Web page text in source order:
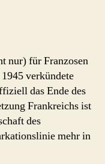
nur) für Franzosen
verkündete
das Ende des
Frankreichs ist
des
mehr in